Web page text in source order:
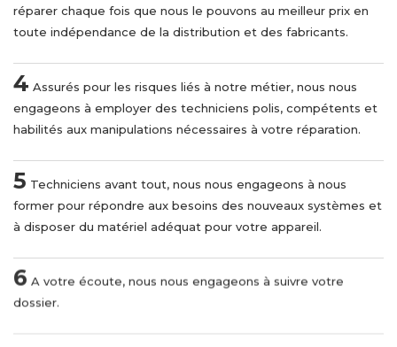
réparer chaque fois que nous le pouvons au meilleur prix en
toute indépendance de la distribution et des fabricants.
4 Assurés pour les risques liés à notre métier, nous nous
engageons à employer des techniciens polis, compétents et
habilités aux manipulations nécessaires à votre réparation.
5 Techniciens avant tout, nous nous engageons à nous
former pour répondre aux besoins des nouveaux systèmes et
à disposer du matériel adéquat pour votre appareil.
6 A votre écoute, nous nous engageons à suivre votre
dossier.